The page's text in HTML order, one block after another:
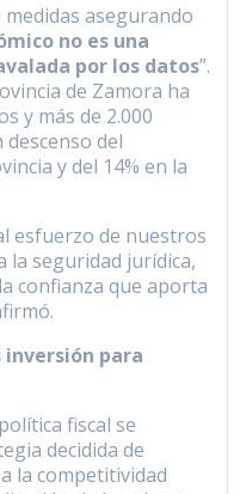
asegurando
no es una
por los datos”.
de Zamora ha
y más de 2.000
del
y del 14% en la
esfuerzo de nuestros
la seguridad jurídica,
confianza que aporta
para
fiscal se
decidida de
la competitividad